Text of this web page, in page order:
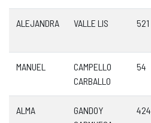
ALEJANDRA VALLE LIS 521
MANUEL
CAMPELLO
CARBALLO
54
ALMA
GANDOY
424